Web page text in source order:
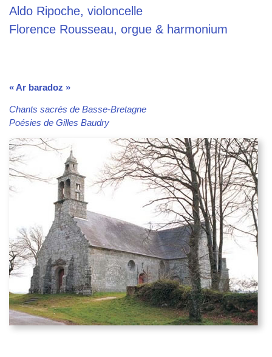
Aldo Ripoche, violoncelle
Florence Rousseau, orgue & harmonium
« Ar baradoz »
Chants sacrés de Basse-Bretagne
Poésies de Gilles Baudry